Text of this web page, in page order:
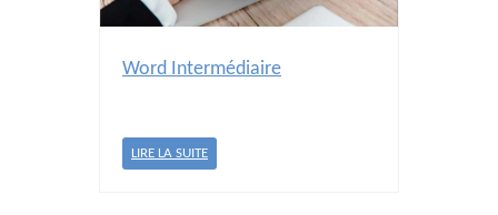
Word Intermédiaire
LIRE LA SUITE